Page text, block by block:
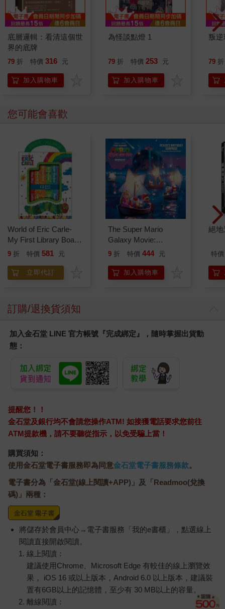
底層邏輯：看清這個世
界的底牌
79 折 特價 316 元
加入購物車
為怪談點燈 1
79 折 特價 253 元
加入購物車
叛
79 折
您可能會喜歡
World of Eric Carle-
My First Library Board
Book Block Set
9 折 特價 581 元
立即代訂
The Super Mario
Galaxy Movie:
Peach`s Birthday
Mario Galaxy Movie
Storybook
9 折 特價 444 元
加入購物車
絕
特價
訂購/退換貨須知
加入金石堂 LINE 官方帳號『完成綁定』，隨時掌握出貨動
態：
提醒您！！
金石堂及銀行均不會請您操作ATM! 如接獲電話要求您前往
ATM提款機，請不要聽從指示，以免受騙上當！
購買須知：
使用金石堂電子書服務即為同意金石堂電子書服務條款。
電子書分為「金石堂(線上閱讀+APP)」及「Readmoo(兌換
碼)」兩種：
將儲存於會員中心→電子書服務「我的e書櫃」，點選線上
閱讀直接開啟閱讀。
線上閱讀：
建議使用Chrome、Microsoft Edge 有較佳的線上瀏覽效
果， iOS 16 或以上版本，Android 6.0 以上版本，建議裝
置有6GB以上的記憶體，至少有 30 MB以上的容量。
離線閱讀：